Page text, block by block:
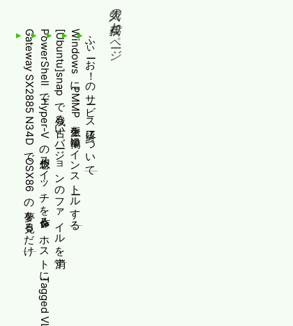
人気の投稿とページ
ふぃーお！のサービス終了について
WindowsにPMMP派生を簡単にインストールする
[Ubuntu]snapで残る古いバージョンのファイルを消す
Gateway SX2885 N34DでOSX86の夢を見るだけ